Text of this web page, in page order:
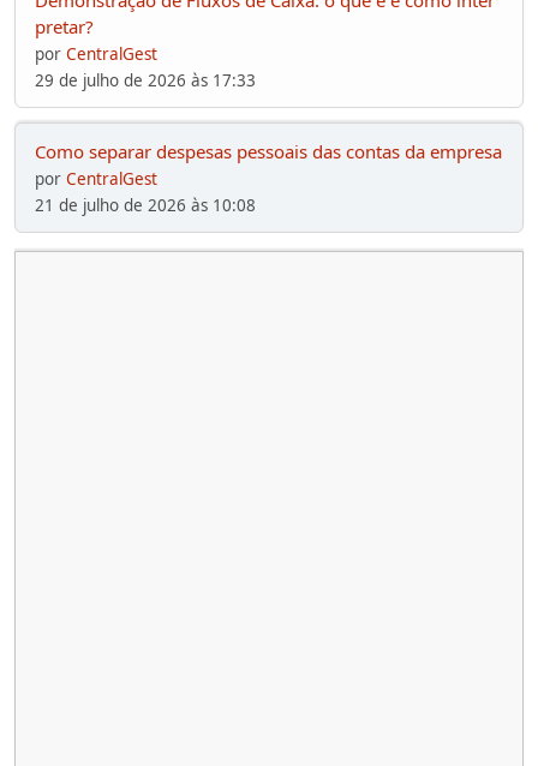
pretar?
por CentralGest
29 de julho de 2026 às 17:33
Como separar despesas pessoais das contas da empresa
por CentralGest
21 de julho de 2026 às 10:08